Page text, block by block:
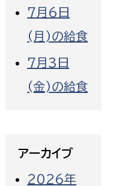
7月6日
(月)の給食
7月3日
(金)の給食
アーカイブ
2026年